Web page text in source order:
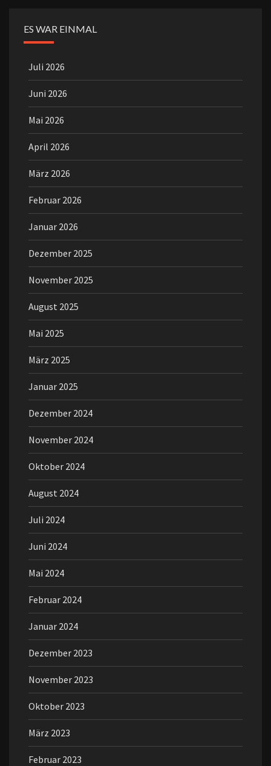
ES WAR EINMAL
Juli 2026
Juni 2026
Mai 2026
April 2026
März 2026
Februar 2026
Januar 2026
Dezember 2025
November 2025
August 2025
Mai 2025
März 2025
Januar 2025
Dezember 2024
November 2024
Oktober 2024
August 2024
Juli 2024
Juni 2024
Mai 2024
Februar 2024
Januar 2024
Dezember 2023
November 2023
Oktober 2023
März 2023
Februar 2023